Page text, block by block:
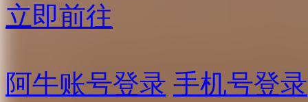
立即前往
阿牛账号登录 手机号登录